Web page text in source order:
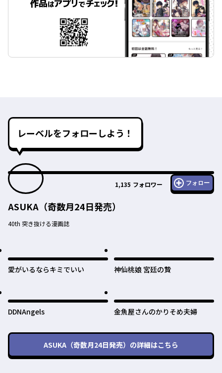
レーベルをフォローしよう！
1,135 フォロワー フォロー
ASUKA（奇数月24日発売）
40th 突き抜ける漫画誌
愛がいるならキミでいい 神仙桃娘 宮廷の贄
DDNAngels 金魚屋さんのかりそめ夫婦
ASUKA（奇数月24日発売） の詳細はこちら